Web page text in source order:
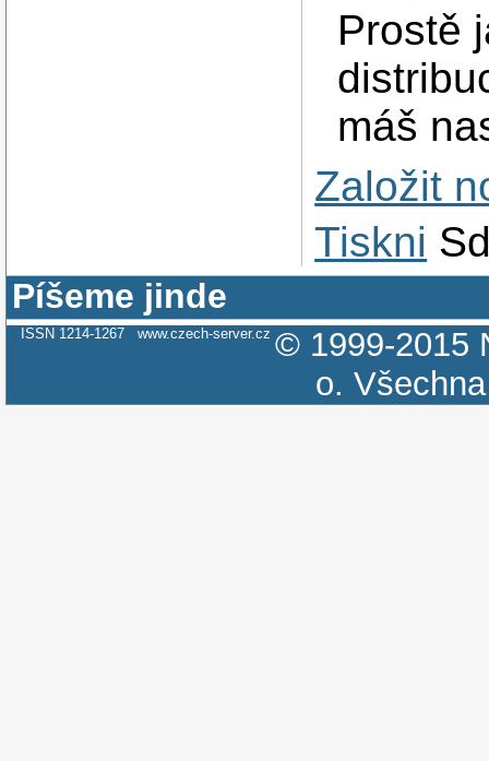
Prostě
máš
Založit
Tiskni
Píšeme jinde
ISSN 1214-1267 www.czech-server.cz © 1999-2015
o.